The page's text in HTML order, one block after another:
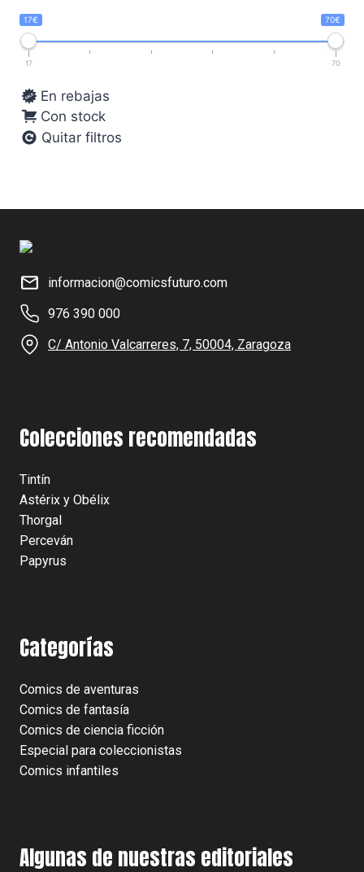
17€ 70€
17 70
En rebajas
Con stock
Quitar filtros
informacion@comicsfuturo.com
976 390 000
C/ Antonio Valcarreres, 7, 50004, Zaragoza
Colecciones recomendadas
Tintín
Astérix y Obélix
Thorgal
Perceván
Papyrus
Categorías
Comics de aventuras
Comics de fantasía
Comics de ciencia ficción
Especial para coleccionistas
Comics infantiles
Algunas de nuestras editoriales